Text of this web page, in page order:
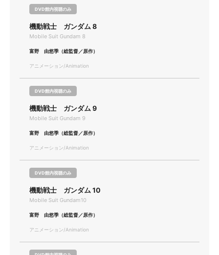
DVD館内視聴のみ
機動戦士 ガンダム 8
Mobile Suit Gundam 8
富野 由悠季（総監督／原作）
アニメーション/Animation
DVD館内視聴のみ
機動戦士 ガンダム 9
Mobile Suit Gundam 9
富野 由悠季（総監督／原作）
アニメーション/Animation
DVD館内視聴のみ
機動戦士 ガンダム 10
Mobile Suit Gundam10
富野 由悠季（総監督／原作）
アニメーション/Animation